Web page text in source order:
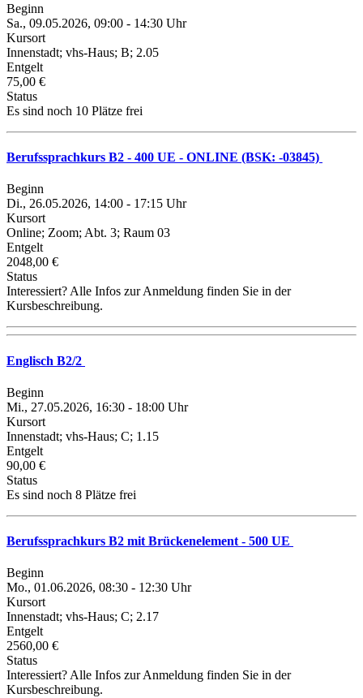
Beginn
Sa., 09.05.2026, 09:00 - 14:30 Uhr
Kursort
Innenstadt; vhs-Haus; B; 2.05
Entgelt
75,00 €
Status
Es sind noch 10 Plätze frei
Berufssprachkurs B2 - 400 UE - ONLINE (BSK: -03845)
Beginn
Di., 26.05.2026, 14:00 - 17:15 Uhr
Kursort
Online; Zoom; Abt. 3; Raum 03
Entgelt
2048,00 €
Status
Interessiert? Alle Infos zur Anmeldung finden Sie in der
Kursbeschreibung.
Englisch B2/2
Beginn
Mi., 27.05.2026, 16:30 - 18:00 Uhr
Kursort
Innenstadt; vhs-Haus; C; 1.15
Entgelt
90,00 €
Status
Es sind noch 8 Plätze frei
Berufssprachkurs B2 mit Brückenelement - 500 UE
Beginn
Mo., 01.06.2026, 08:30 - 12:30 Uhr
Kursort
Innenstadt; vhs-Haus; C; 2.17
Entgelt
2560,00 €
Status
Interessiert? Alle Infos zur Anmeldung finden Sie in der
Kursbeschreibung.